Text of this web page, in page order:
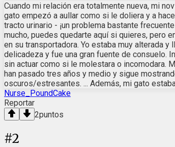
Cuando mi relación era totalmente nueva, mi
gato empezó a aullar como si le doliera y a
tracto urinario - ¡un problema bastante
mucho, puedes quedarte aquí si quieres, pero
en su transportadora. Yo estaba muy alterada
delicadeza y fue una gran fuente de consuelo.
sin actuar como si le molestara o incomodara.
han pasado tres años y medio y sigue
oscuros/estresantes. ... Además, mi gato
Nurse_PoundCake
Reportar
2puntos
#2